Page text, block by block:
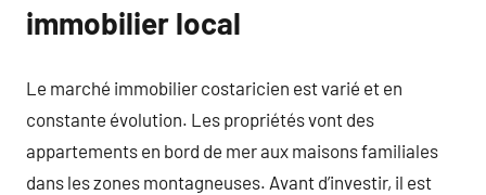
immobilier local
Le marché immobilier costaricien est varié et en
constante évolution. Les propriétés vont des
appartements en bord de mer aux maisons familiales
dans les zones montagneuses. Avant d’investir, il est